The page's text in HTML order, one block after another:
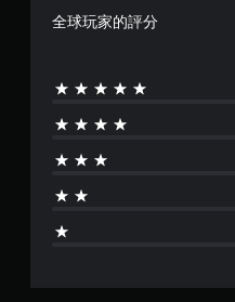
全球玩家的評分